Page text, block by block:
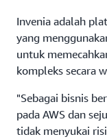
Invenia adalah
yang
untuk
kompleks secara
"Sebagai bisnis
pada AWS dan
tidak menyukai